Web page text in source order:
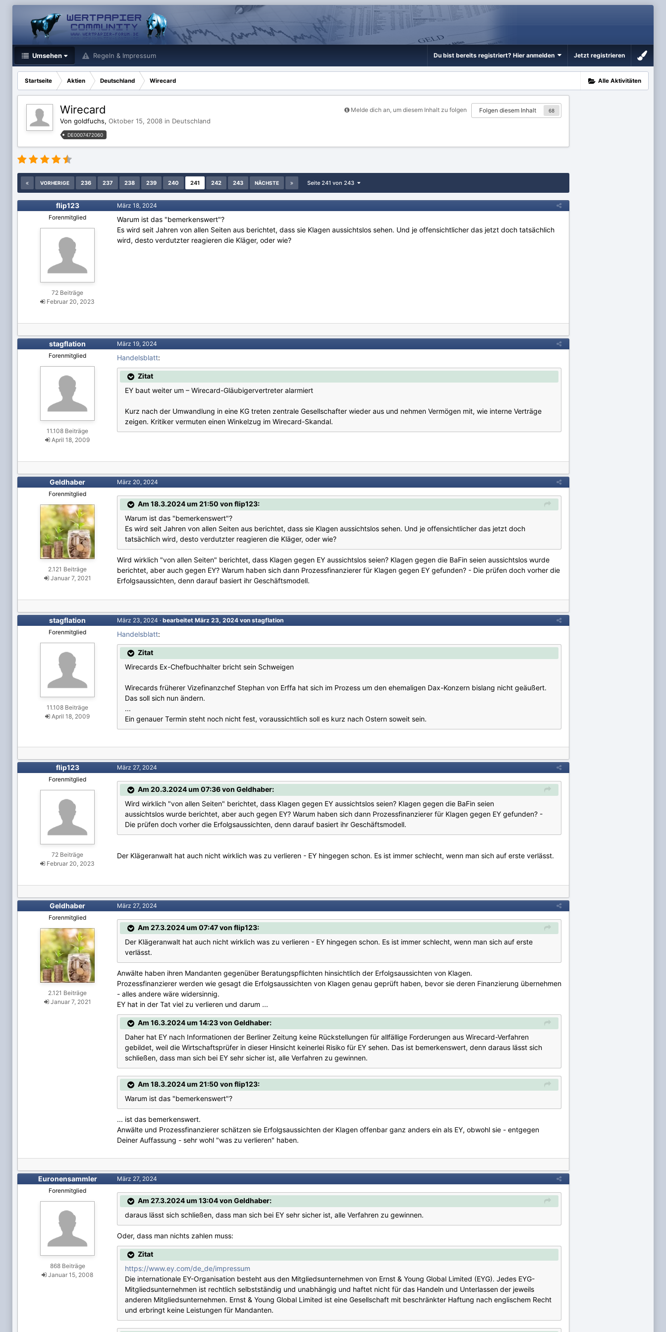
Umsehen Regeln & Impressum Du bist bereits registriert? Hier anmelden Jetzt registrieren
Alle Aktivitäten
Startseite Aktien Deutschland Wirecard
Melde dich an, um diesem Inhalt zu folgen Folgen diesem Inhalt 68
Wirecard
Von goldfuchs, Oktober 15, 2008 in Deutschland
DE0007472060
VORHERIGE 236 237 238 239 240 241 242 243 NÄCHSTE Seite 241 von 243
flip123
Forenmitglied
72 Beiträge
Februar 20, 2023
März 18, 2024
Warum ist das "bemerkenswert"?
Es wird seit Jahren von allen Seiten aus berichtet, dass sie Klagen aussichtslos sehen. Und je offensichtlicher das jetzt doch tatsächlich
wird, desto verdutzter reagieren die Kläger, oder wie?
stagflation
Forenmitglied
11.108 Beiträge
April 18, 2009
März 19, 2024
Handelsblatt:
Zitat
EY baut weiter um – Wirecard-Gläubigervertreter alarmiert
Kurz nach der Umwandlung in eine KG treten zentrale Gesellschafter wieder aus und nehmen Vermögen mit, wie interne Verträge
zeigen. Kritiker vermuten einen Winkelzug im Wirecard-Skandal.
Geldhaber
Forenmitglied
2.121 Beiträge
Januar 7, 2021
März 20, 2024
Am 18.3.2024 um 21:50 von flip123:
Warum ist das "bemerkenswert"?
Es wird seit Jahren von allen Seiten aus berichtet, dass sie Klagen aussichtslos sehen. Und je offensichtlicher das jetzt doch
tatsächlich wird, desto verdutzter reagieren die Kläger, oder wie?
Wird wirklich "von allen Seiten" berichtet, dass Klagen gegen EY aussichtslos seien? Klagen gegen die BaFin seien aussichtslos wurde
berichtet, aber auch gegen EY? Warum haben sich dann Prozessfinanzierer für Klagen gegen EY gefunden? - Die prüfen doch vorher die
Erfolgsaussichten, denn darauf basiert ihr Geschäftsmodell.
stagflation
Forenmitglied
11.108 Beiträge
April 18, 2009
März 23, 2024 · bearbeitet März 23, 2024 von stagflation
Handelsblatt:
Zitat
Wirecards Ex-Chefbuchhalter bricht sein Schweigen
Wirecards früherer Vizefinanzchef Stephan von Erffa hat sich im Prozess um den ehemaligen Dax-Konzern bislang nicht geäußert.
Das soll sich nun ändern.
...
Ein genauer Termin steht noch nicht fest, voraussichtlich soll es kurz nach Ostern soweit sein.
flip123
Forenmitglied
72 Beiträge
Februar 20, 2023
März 27, 2024
Am 20.3.2024 um 07:36 von Geldhaber:
Wird wirklich "von allen Seiten" berichtet, dass Klagen gegen EY aussichtslos seien? Klagen gegen die BaFin seien
aussichtslos wurde berichtet, aber auch gegen EY? Warum haben sich dann Prozessfinanzierer für Klagen gegen EY gefunden? -
Die prüfen doch vorher die Erfolgsaussichten, denn darauf basiert ihr Geschäftsmodell.
Der Klägeranwalt hat auch nicht wirklich was zu verlieren - EY hingegen schon. Es ist immer schlecht, wenn man sich auf erste verlässt.
Geldhaber
Forenmitglied
2.121 Beiträge
Januar 7, 2021
März 27, 2024
Am 27.3.2024 um 07:47 von flip123:
Der Klägeranwalt hat auch nicht wirklich was zu verlieren - EY hingegen schon. Es ist immer schlecht, wenn man sich auf erste
verlässt.
Anwälte haben ihren Mandanten gegenüber Beratungspflichten hinsichtlich der Erfolgsaussichten von Klagen.
Prozessfinanzierer werden wie gesagt die Erfolgsaussichten von Klagen genau geprüft haben, bevor sie deren Finanzierung übernehmen
- alles andere wäre widersinnig.
EY hat in der Tat viel zu verlieren und darum ...
Am 16.3.2024 um 14:23 von Geldhaber:
Daher hat EY nach Informationen der Berliner Zeitung keine Rückstellungen für allfällige Forderungen aus Wirecard-Verfahren
gebildet, weil die Wirtschaftsprüfer in dieser Hinsicht keinerlei Risiko für EY sehen. Das ist bemerkenswert, denn daraus lässt sich
schließen, dass man sich bei EY sehr sicher ist, alle Verfahren zu gewinnen.
Am 18.3.2024 um 21:50 von flip123:
Warum ist das "bemerkenswert"?
... ist das bemerkenswert.
Anwälte und Prozessfinanzierer schätzen sie Erfolgsaussichten der Klagen offenbar ganz anders ein als EY, obwohl sie - entgegen
Deiner Auffassung - sehr wohl "was zu verlieren" haben.
Euronensammler
Forenmitglied
868 Beiträge
Januar 15, 2008
März 27, 2024
Am 27.3.2024 um 13:04 von Geldhaber:
daraus lässt sich schließen, dass man sich bei EY sehr sicher ist, alle Verfahren zu gewinnen.
Oder, dass man nichts zahlen muss:
Zitat
https://www.ey.com/de_de/impressum
Die internationale EY-Organisation besteht aus den Mitgliedsunternehmen von Ernst & Young Global Limited (EYG). Jedes EYG-
Mitgliedsunternehmen ist rechtlich selbstständig und unabhängig und haftet nicht für das Handeln und Unterlassen der jeweils
anderen Mitgliedsunternehmen. Ernst & Young Global Limited ist eine Gesellschaft mit beschränkter Haftung nach englischem Recht
und erbringt keine Leistungen für Mandanten.